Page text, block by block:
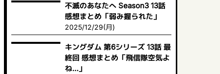
不滅のあなたへ Season3 13話
感想まとめ「弱み握られた」
2025/12/29(月)
キングダム 第6シリーズ 13話 最
終回 感想まとめ「飛信隊空気よ
ね…」